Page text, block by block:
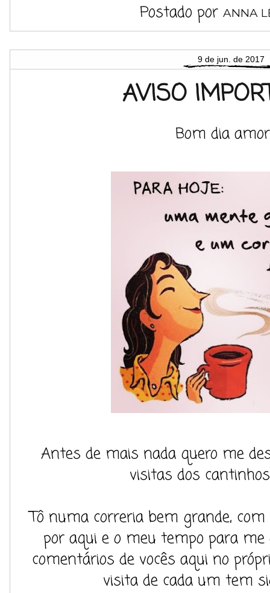
Postado por ANNA
9 de jun. de 2017
AVISO
Bom dia
Antes de mais nada quero me
visitas dos
Tô numa correria bem grande,
por aqui e o meu tempo para me
comentários de vocês aqui no
visita de cada um tem